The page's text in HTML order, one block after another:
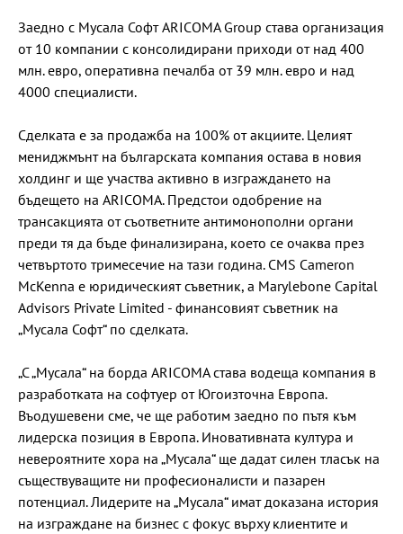
Заедно с Мусала Софт ARICOMA Group става организация
от 10 компании с консолидирани приходи от над 400
млн. евро, оперативна печалба от 39 млн. евро и над
4000 специалисти.
Сделката е за продажба на 100% от акциите. Целият
мениджмънт на българската компания остава в новия
холдинг и ще участва активно в изграждането на
бъдещето на ARICOMA. Предстои одобрение на
трансакцията от съответните антимонополни органи
преди тя да бъде финализирана, което се очаква през
четвъртото тримесечие на тази година. CMS Cameron
McKenna е юридическият съветник, а Marylebone Capital
Advisors Private Limited - финансовият съветник на
„Мусала Софт“ по сделката.
„С „Мусала“ на борда ARICOMA става водеща компания в
разработката на софтуер от Югоизточна Европа.
Въодушевени сме, че ще работим заедно по пътя към
лидерска позиция в Европа. Иновативната култура и
невероятните хора на „Мусала“ ще дадат силен тласък на
съществуващите ни професионалисти и пазарен
потенциал. Лидерите на „Мусала“ имат доказана история
на изграждане на бизнес с фокус върху клиентите и